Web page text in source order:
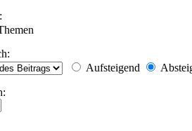
Aufsteigend